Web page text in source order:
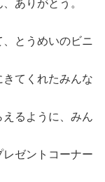
ありがとう。
とうめいのビニ
てくれたみんな
るように、みん
ゼントコーナー